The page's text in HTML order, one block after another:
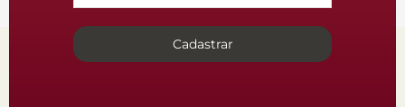
Cadastrar